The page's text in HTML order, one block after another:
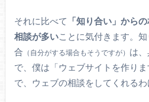
それに比べて 「知り合い」から
相談が多いことに気付きます。
合 （自分がする場合もそうですが） は
で、僕は「ウェブサイトを作り
で、ウェブの相談をしてくれるわ